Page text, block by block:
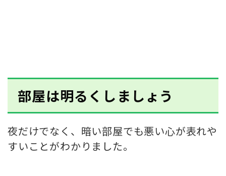
部屋は明るくしましょう
夜だけでなく、暗い部屋でも悪い心が表れや
すいことがわかりました。